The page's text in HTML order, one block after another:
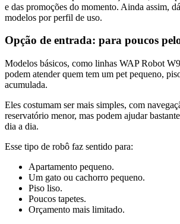
e das promoções do momento. Ainda assim,
modelos por perfil de uso.
Opção de entrada: para poucos
Modelos básicos, como linhas WAP Robot
podem atender quem tem um pet pequeno,
acumulada.
Eles costumam ser mais simples, com
reservatório menor, mas podem ajudar
dia a dia.
Esse tipo de robô faz sentido para:
Apartamento pequeno.
Um gato ou cachorro pequeno.
Piso liso.
Poucos tapetes.
Orçamento mais limitado.